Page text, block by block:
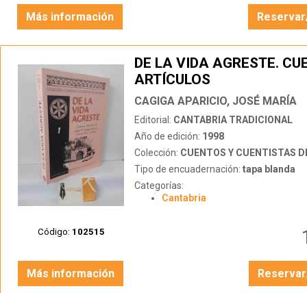
Más información
Código: 102515
DE LA VIDA AGRESTE.
ARTÍCULOS
CAGIGA APARICIO, JOSÉ MARÍA
Editorial: CANTABRIA TRADICIONAL
Año de edición: 1998
Colección: CUENTOS Y CUENTISTAS
Tipo de encuadernación: tapa blanda
Categorías:
Cantabria
Más información